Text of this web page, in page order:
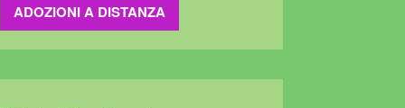
ADOZIONI A DISTANZA